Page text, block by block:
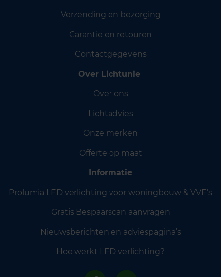
Verzending en bezorging
Garantie en retouren
Contactgegevens
Over Lichtunie
Over ons
Lichtadvies
Onze merken
Offerte op maat
Informatie
Prolumia LED verlichting voor woningbouw & VVE’s
Gratis Bespaarscan aanvragen
Nieuwsberichten en adviespagina’s
Hoe werkt LED verlichting?